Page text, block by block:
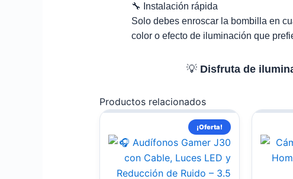
🔧 Instalación rápida
Solo debes enroscar la bombilla en
color o efecto de iluminación que
💡 Disfruta de
Productos relacionados
¡Oferta!
El
precio
original
era:
El
precio
actual